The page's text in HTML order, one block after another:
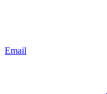
Email